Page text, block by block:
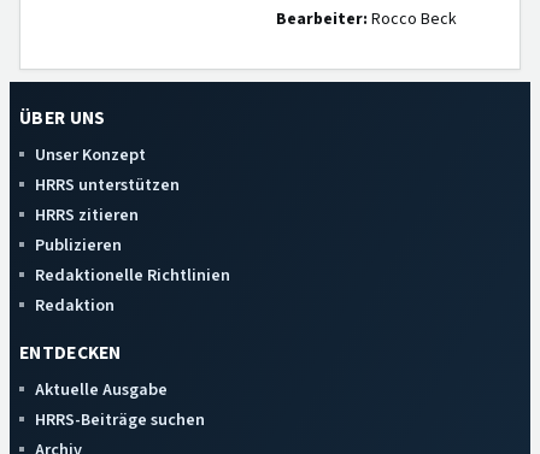
Bearbeiter: Rocco Beck
ÜBER UNS
Unser Konzept
HRRS unterstützen
HRRS zitieren
Publizieren
Redaktionelle Richtlinien
Redaktion
ENTDECKEN
Aktuelle Ausgabe
HRRS-Beiträge suchen